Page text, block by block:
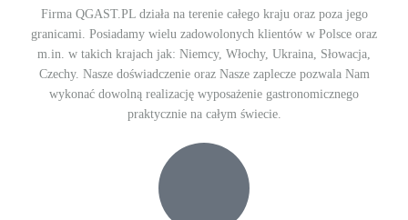
Firma QGAST.PL działa na terenie całego kraju oraz poza jego
granicami. Posiadamy wielu zadowolonych klientów w Polsce oraz
m.in. w takich krajach jak: Niemcy, Włochy, Ukraina, Słowacja,
Czechy. Nasze doświadczenie oraz Nasze zaplecze pozwala Nam
wykonać dowolną realizację wyposażenie gastronomicznego
praktycznie na całym świecie.